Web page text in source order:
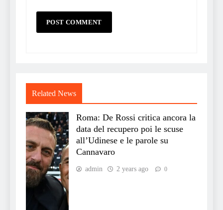
Related News
Roma: De Rossi critica ancora la
data del recupero poi le scuse
all’Udinese e le parole su
Cannavaro
admin 2 years ago 0